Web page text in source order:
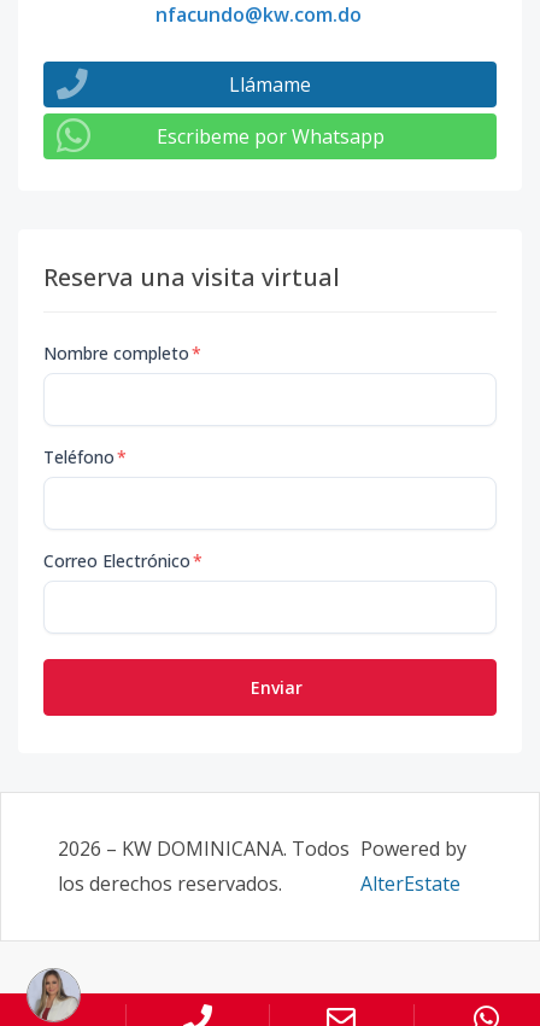
nfacundo@kw.com.do
Llámame
Escribeme por Whatsapp
Reserva una visita virtual
Nombre completo*
Teléfono*
Correo Electrónico*
Enviar
2026 – KW DOMINICANA. Todos
los derechos reservados.
Powered by
AlterEstate